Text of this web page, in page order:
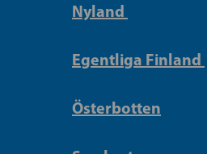
Nyland
Egentliga Finland
Österbotten